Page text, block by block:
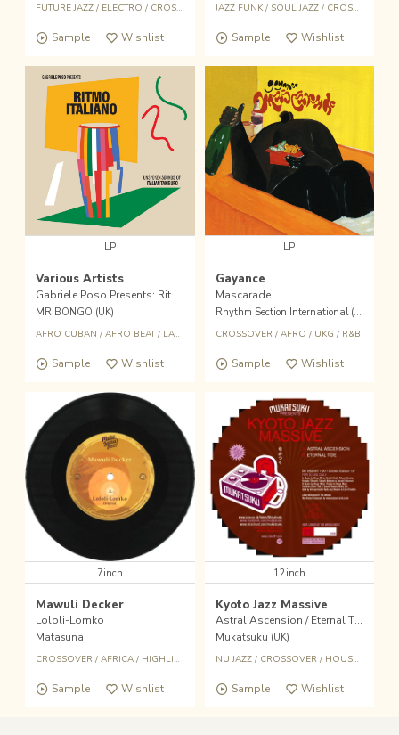
FUTURE JAZZ/ ELECTRO / CROSSOVER
Sample Wishlist
JAZZ FUNK/ SOUL JAZZ/ CROSSOVER
Sample Wishlist
LP
Various Artists
Gabriele Poso Presents: Ritmo Italiano 'Unspoken Sounds Of Italian Tamburo'
MR BONGO (UK)
AFRO CUBAN / AFRO BEAT/ LATIN /CROSSOVER
Sample Wishlist
LP
Gayance
Mascarade
Rhythm Section International (UK)
CROSSOVER / AFRO / UKG / R&B
Sample Wishlist
7inch
Mawuli Decker
Lololi-Lomko
Matasuna
CROSSOVER / AFRICA/ HIGHLIFE AFRO DISCO
Sample Wishlist
12inch
Kyoto Jazz Massive
Astral Ascension / Eternal Tide
Mukatsuku (UK)
NU JAZZ/ CROSSOVER / HOUSE /
Sample Wishlist